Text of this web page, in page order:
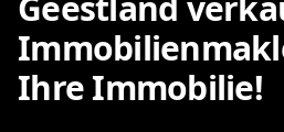
Ihre Immobilie!